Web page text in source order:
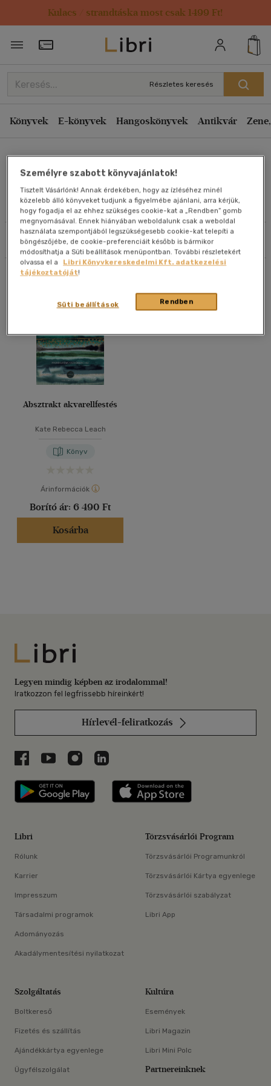
Kulacs / strandtáska most csak 1499 Ft!
Törzsvásárlói Kártya adatai
Részletes keresés
Könyvek E-könyvek Hangoskönyvek Antikvár
Kate Rebecca Leach
Művei
Szűrés Rendezés
Rendezés
Kiadás éve szerint csökkenő
Ár szerint csökkenő
Eladott darabszám szerint csökkenő
Eladott darabszám szerint növekvő
Cím szerint A-Z
Szerző szerint A-Z
Megjelenítés
20 db / oldal
Alkalmaz
Absztrakt akvarellfestés
Kate Rebecca Leach
Könyv
Árinformációk
Borító ár: 6 490 Ft
Kosárba
Libri
Legyen mindig képben az irodalommal!
Iratkozzon fel legfrissebb híreinkért!
Hírlevél-feliratkozás
Libri a Facebookon
Libri a Youtube-on
Libri az Instagramon
Libri a LinkedInen
Libri applikáció Szerezd meg: Google
Libri
Rólunk
Karrier
Impresszum
Társadalmi programok
Adományozás
Akadálymentesítési nyilatkozat
Törzsvásárlói Program
Törzsvásárlói Programunkról
Törzsvásárlói Kártya egyenlege
Törzsvásárlói szabályzat
Libri App
Szolgáltatás
Boltkereső
Fizetés és szállítás
Ajándékkártya egyenlege
Ügyfélszolgálat
Kultúra
Események
Libri Magazin
Libri Mini Polc
Partnereinknek
Személyre szabott könyvajánlatok!
Tisztelt Vásárlónk! Annak érdekében, hogy az ízléséhez minél
közelebb álló könyveket tudjunk a figyelmébe ajánlani, arra kérjük,
hogy fogadja el az ehhez szükséges cookie-kat a „Rendben” gomb
megnyomásával. Ennek hiányában weboldalunk csak a weboldal
használata szempontjából legszükségesebb cookie-kat telepíti a
böngészőjébe, de cookie-preferenciáit később is bármikor
módosíthatja a Süti beállítások menüpontban. További részletekért
olvassa el a
Libri Könyvkereskedelmi Kft. adatkezelési
tájékoztatóját!
Rendben
Süti beállítások